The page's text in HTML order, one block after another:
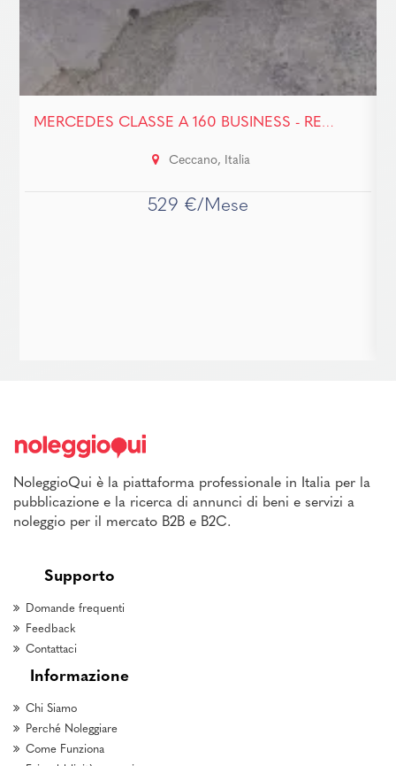
MERCEDES CLASSE A 160 BUSINESS - RENT TO BUY-SENZA BUSTA BAGA!
Ceccano, Italia
529 €/Mese
NoleggioQui è la piattaforma professionale in Italia per la
pubblicazione e la ricerca di annunci di beni e servizi a
noleggio per il mercato B2B e B2C.
Supporto
Domande frequenti
Feedback
Contattaci
Informazione
Chi Siamo
Perché Noleggiare
Come Funziona